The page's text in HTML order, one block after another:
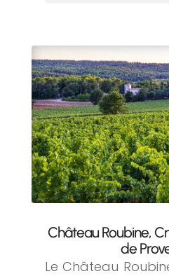
Château Roubine,
de
Le Château